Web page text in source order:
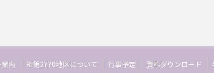
内 RI第2770地区について 行事予定 資料ダウンロード